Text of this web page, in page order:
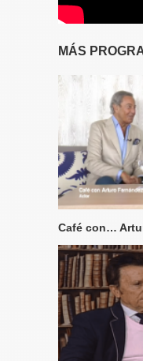
MÁS
Café con…